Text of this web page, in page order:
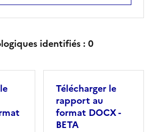
identifiés : 0
Télécharger le
rapport au
format DOCX -
BETA